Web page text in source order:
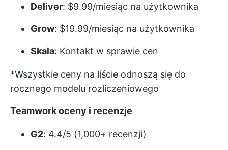
Deliver: $9.99/miesiąc na użytkownika
Grow: $19.99/miesiąc na użytkownika
Skala: Kontakt w sprawie cen
*Wszystkie ceny na liście odnoszą się do
rocznego modelu rozliczeniowego
Teamwork oceny i recenzje
G2: 4.4/5 (1,000+ recenzji)